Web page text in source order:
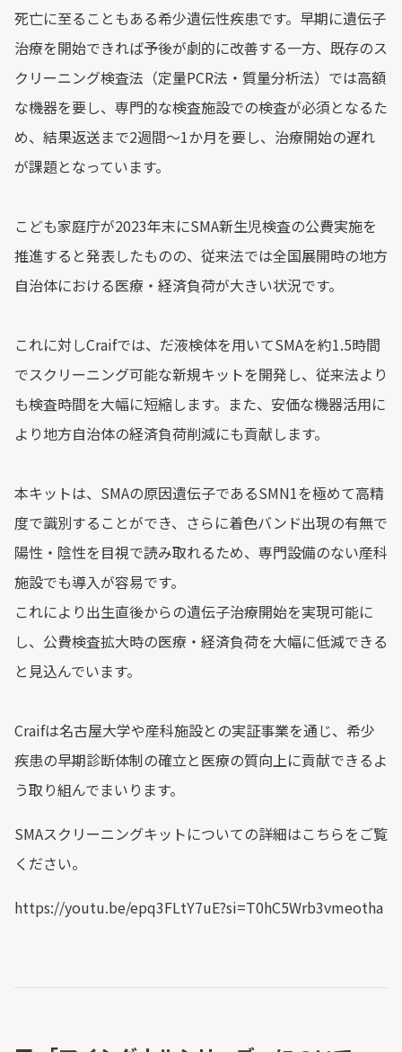
死亡に至ることもある希少遺伝性疾患です。早期に遺伝子
治療を開始できれば予後が劇的に改善する一方、既存のス
クリーニング検査法（定量PCR法・質量分析法）では高額
な機器を要し、専門的な検査施設での検査が必須となるた
め、結果返送まで2週間〜1か月を要し、治療開始の遅れ
が課題となっています。
こども家庭庁が2023年末にSMA新生児検査の公費実施を
推進すると発表したものの、従来法では全国展開時の地方
自治体における医療・経済負荷が大きい状況です。
これに対しCraifでは、だ液検体を用いてSMAを約1.5時間
でスクリーニング可能な新規キットを開発し、従来法より
も検査時間を大幅に短縮します。また、安価な機器活用に
より地方自治体の経済負荷削減にも貢献します。
本キットは、SMAの原因遺伝子であるSMN1を極めて高精
度で識別することができ、さらに着色バンド出現の有無で
陽性・陰性を目視で読み取れるため、専門設備のない産科
施設でも導入が容易です。
これにより出生直後からの遺伝子治療開始を実現可能に
し、公費検査拡大時の医療・経済負荷を大幅に低減できる
と見込んでいます。
Craifは名古屋大学や産科施設との実証事業を通じ、希少
疾患の早期診断体制の確立と医療の質向上に貢献できるよ
う取り組んでまいります。
SMAスクリーニングキットについての詳細はこちらをご覧
ください。
https://youtu.be/epq3FLtY7uE?si=T0hC5Wrb3vmeotha